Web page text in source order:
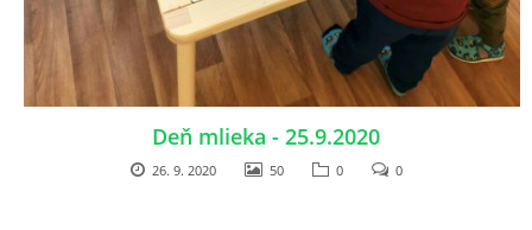
NADÁCIA VOLKSWAGEN SLOVAKIA
MEMORANDUM DIEŤAŤA
VEREJNÉ OBSTARÁVANIE
Deň mlieka - 25.9.2020
26. 9. 2020 50 0 0